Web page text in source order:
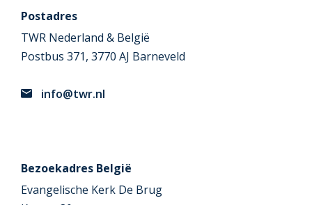
Postadres
TWR Nederland & België
Postbus 371, 3770 AJ Barneveld
info@twr.nl
Bezoekadres België
Evangelische Kerk De Brug